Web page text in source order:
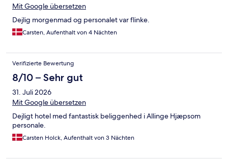
Mit Google übersetzen
Dejlig morgenmad og personalet var flinke.
Carsten, Aufenthalt von 4 Nächten
Verifizierte Bewertung
8/10 – Sehr gut
31. Juli 2026
Mit Google übersetzen
Dejligt hotel med fantastisk beliggenhed i Allinge Hjæpsom
personale.
Carsten Holck, Aufenthalt von 3 Nächten